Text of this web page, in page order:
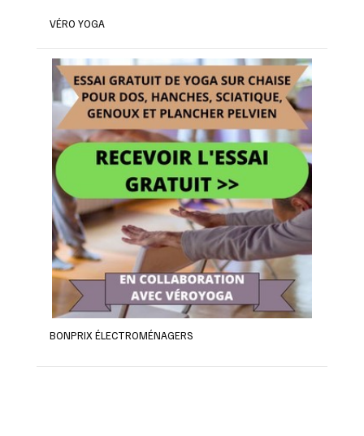
VÉRO YOGA
BONPRIX ÉLECTROMÉNAGERS